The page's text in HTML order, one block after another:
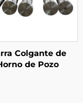
Colgante de
de Pozo